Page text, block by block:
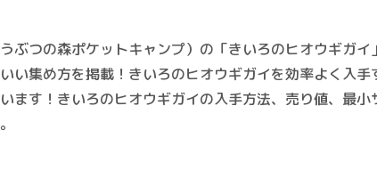
ぶつの森ポケットキャンプ）の「きいろのヒオウギガ
い集め方を掲載！きいろのヒオウギガイを効率よく入
ます！きいろのヒオウギガイの入手方法、売り値、最